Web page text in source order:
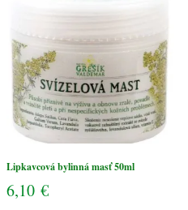
Lipkavcová bylinná masť 50ml
6,10 €